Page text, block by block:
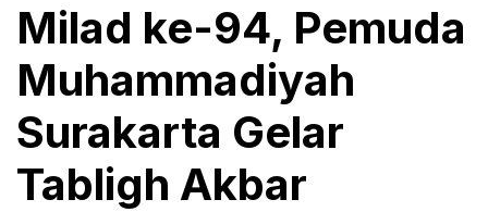
Milad ke-94, Pemuda
Muhammadiyah
Surakarta Gelar
Tabligh Akbar